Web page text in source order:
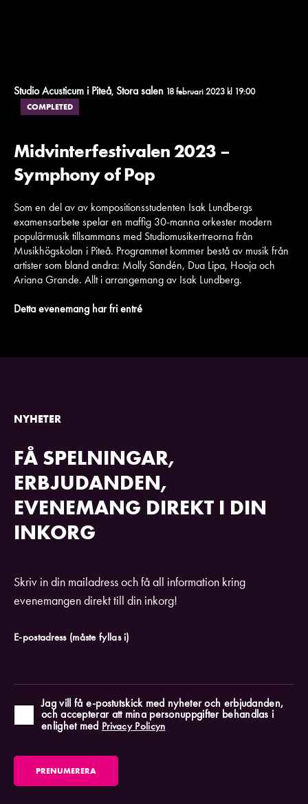
Studio Acusticum i Piteå, Stora salen 18 februari 2023 kl 19:00
COMPLETED
Midvinterfestivalen 2023 –
Symphony of Pop
Som en del av av kompositionsstudenten Isak Lundbergs
examensarbete spelar en maffig 30-manna orkester modern
populärmusik tillsammans med Studiomusikertreorna från
Musikhögskolan i Piteå. Programmet kommer bestå av musik från
artister som bland andra: Molly Sandén, Dua Lipa, Hooja och
Ariana Grande. Allt i arrangemang av Isak Lundberg.
Detta evenemang har fri entré
NYHETER
FÅ SPELNINGAR,
ERBJUDANDEN,
EVENEMANG DIREKT I DIN
INKORG
Skriv in din mailadress och få all information kring
evenemangen direkt till din inkorg!
E-postadress (måste fyllas i)
Jag vill få e-postutskick med nyheter och erbjudanden,
och accepterar att mina personuppgifter behandlas i
enlighet med Privacy Policyn
PRENUMERERA